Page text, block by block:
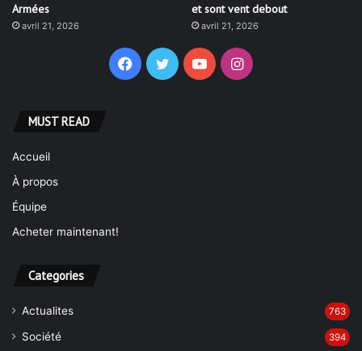
Armées
avril 21, 2026
et sont vent debout
avril 21, 2026
Facebook
TwitterYouTubeInstagram
MUST READ
Accueil
À propos
Équipe
Acheter maintenant!
Categories
Actualites 763
Société 394